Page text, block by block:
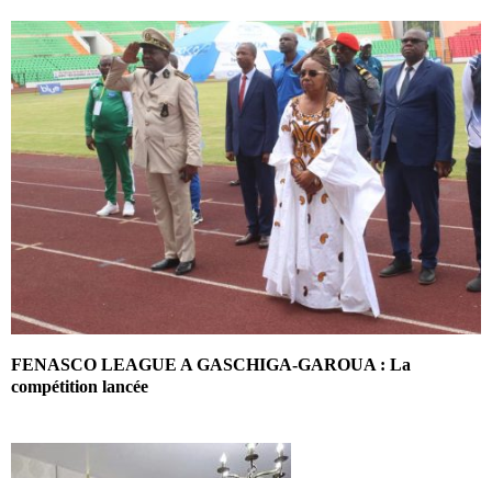
FENASCO LEAGUE A GASCHIGA-GAROUA : La
compétition lancée